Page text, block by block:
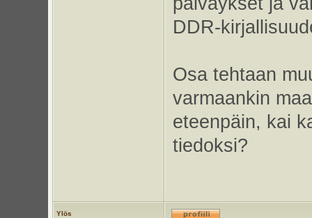
DDR-
Osa tehtaan
varmaankin
eteenpäin, kai
tiedoksi?
Ylös